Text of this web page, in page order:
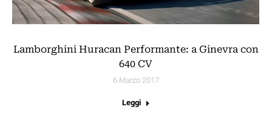
Lamborghini Huracan Performante: a Ginevra con
640 CV
6 Marzo 2017
Leggi